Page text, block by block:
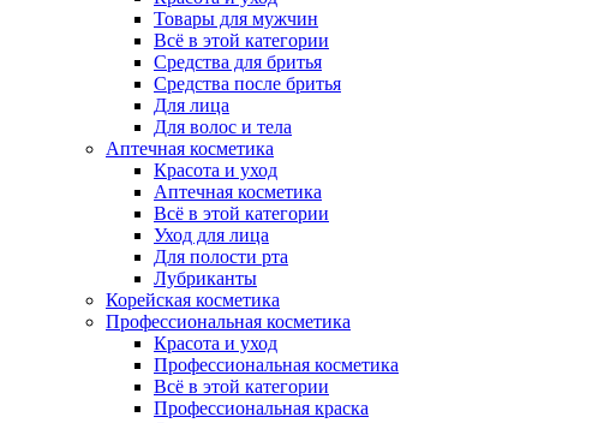
Товары для мужчин
Всё в этой категории
Средства для бритья
Средства после бритья
Для лица
Для волос и тела
Аптечная косметика
Красота и уход
Аптечная косметика
Всё в этой категории
Уход для лица
Для полости рта
Лубриканты
Корейская косметика
Профессиональная косметика
Красота и уход
Профессиональная косметика
Всё в этой категории
Профессиональная краска